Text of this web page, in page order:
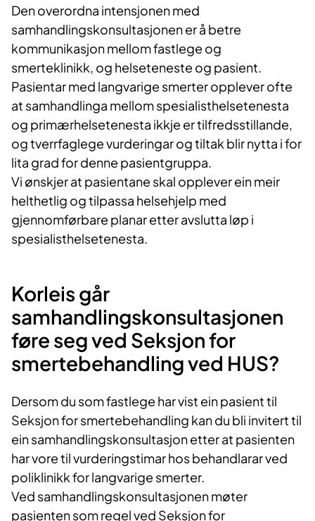
Den overordna intensjonen med
samhandlingskonsultasjonen er å betre
kommunikasjon mellom fastlege og
smerteklinikk, og helseteneste og pasient.
Pasientarmed langvarige smerter opplever ofte
at samhandlinga mellomspesialisthelsetenesta
og primærhelsetenesta ikkje ertilfredsstillande
ogtverrfaglegevurderingarog tiltak blir nytta i for
lita grad for denne pasientgruppa.
Vi ønskjerat pasientane skal opplevereinmeir
helthetlig ogtilpassa helsehjelp med
gjennomførbare planar etter avslutta løp i
spesialisthelsetenesta
Korleis går
samhandlingskonsultasjonen
føre segved Seksjon for
smertebehandling ved HUS?
Dersom du som fastlege har vist einpasient til
Seksjon for smertebehandling kan du bli invitert til
einsamhandlingskonsultasjonetter at pasienten
harvoretilvurderingstimarhosbehandlararved
poliklinikk for langvarige smerter.
Ved samhandlingskonsultasjonenmøter
pasientensom regel ved Seksjon for